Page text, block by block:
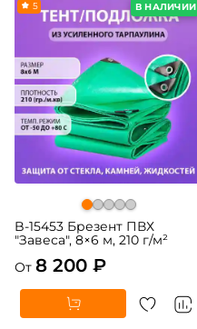
В НАЛИЧИИ
5
B-15453 Брезент ПВХ
"Завеса", 8×6 м, 210 г/м²
От 8 200 ₽